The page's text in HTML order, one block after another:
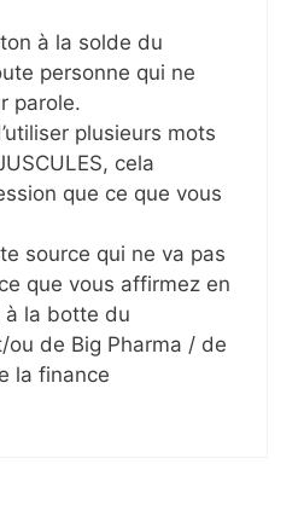
à la solde du
personne qui ne
parole.
plusieurs mots
cela
que ce que vous
source qui ne va pas
que vous affirmez en
à la botte du
ou de Big Pharma / de
la finance